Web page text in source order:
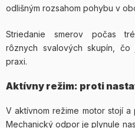
odlišným rozsahom pohybu v
Striedanie smerov počas
rôznych svalových skupín,
praxi.
Aktívny režim: proti
V aktívnom režime motor stojí
Mechanický odpor je plynule